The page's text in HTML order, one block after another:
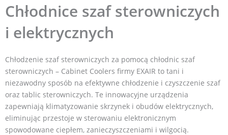
Chłodnice szaf sterowniczych
i elektrycznych
Chłodzenie szaf sterowniczych za pomocą chłodnic szaf
sterowniczych – Cabinet Coolers firmy EXAIR to tani i
niezawodny sposób na efektywne chłodzenie i czyszczenie szaf
oraz tablic sterowniczych. Te innowacyjne urządzenia
zapewniają klimatyzowanie skrzynek i obudów elektrycznych,
eliminując przestoje w sterowaniu elektronicznym
spowodowane ciepłem, zanieczyszczeniami i wilgocią.